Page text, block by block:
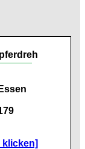
klicken]